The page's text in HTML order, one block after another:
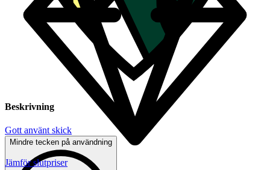
Beskrivning
Gott använt skick
Mindre tecken på användning
Jämför slutpriser